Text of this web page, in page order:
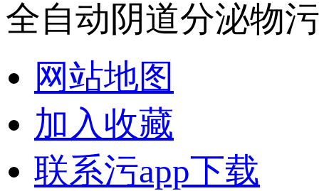
全自动阴道分泌物污
网站地图
加入收藏
联系污app下载